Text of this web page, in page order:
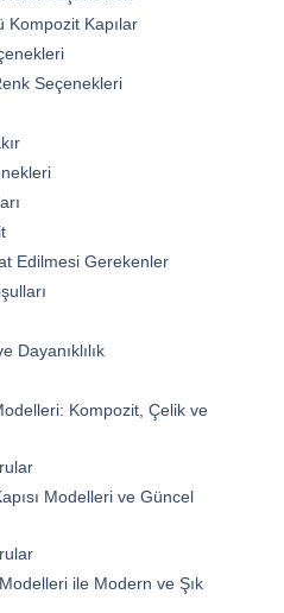
Kompozit Kapılar
Seçenekleri
Edilmesi Gerekenler
Dayanıklılık
Kompozit, Çelik ve
Modelleri ve Güncel
ile Modern ve Şık